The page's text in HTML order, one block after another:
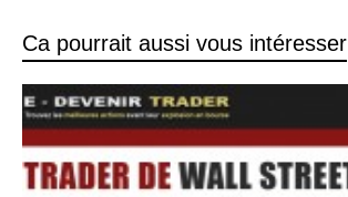
Ca pourrait aussi vous intéresser